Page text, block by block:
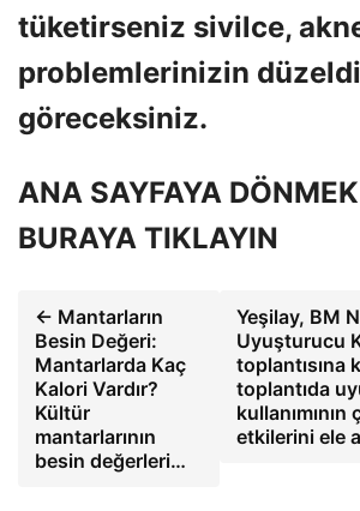
tüketirseniz sivilce,
problemlerinizin
göreceksiniz.
ANA SAYFAYA
BURAYA TIKLAYIN
← Mantarların
Besin Değeri:
Mantarlarda Kaç
Kalori Vardır?
Kültür
mantarlarının
besin değerleri…
Yeşilay, BM
Uyuşturucu
toplantısına
toplantıda
kullanımının
etkilerini ele